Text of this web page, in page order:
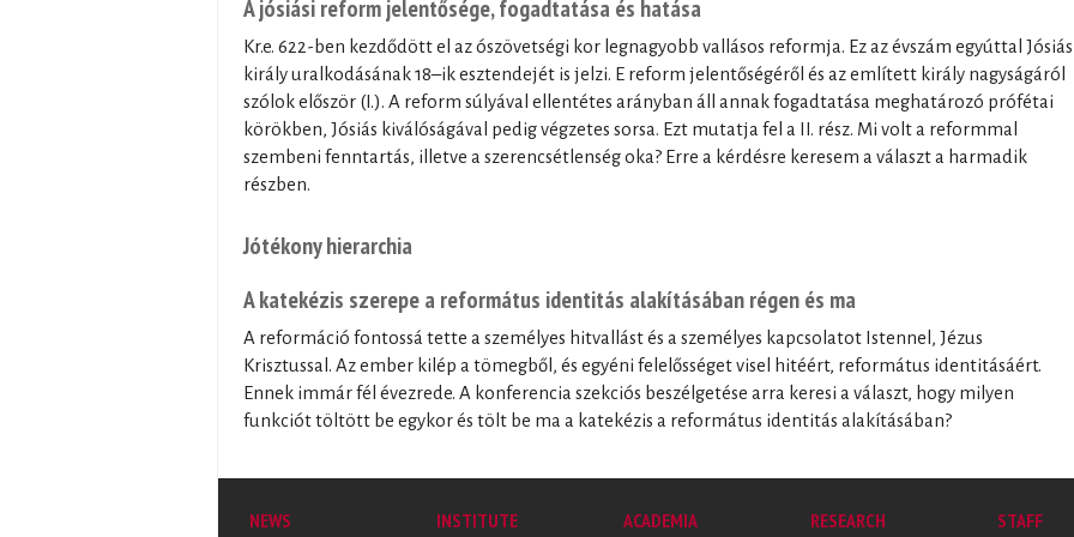
A jósiási reform jelentősége, fogadtatása és hatása
Kr.e. 622-ben kezdődött el az ószövetségi kor legnagyobb vallásos reformja. Ez az évszám egyúttal Jósiás
király uralkodásának 18–ik esztendejét is jelzi. E reform jelentőségéről és az említett király nagyságáról
szólok először (I.). A reform súlyával ellentétes arányban áll annak fogadtatása meghatározó prófétai
körökben, Jósiás kiválóságával pedig végzetes sorsa. Ezt mutatja fel a II. rész. Mi volt a reformmal
szembeni fenntartás, illetve a szerencsétlenség oka? Erre a kérdésre keresem a választ a harmadik
részben.
Jótékony hierarchia
A katekézis szerepe a református identitás alakításában régen és ma
A reformáció fontossá tette a személyes hitvallást és a személyes kapcsolatot Istennel, Jézus
Krisztussal. Az ember kilép a tömegből, és egyéni felelősséget visel hitéért, református identitásáért.
Ennek immár fél évezrede. A konferencia szekciós beszélgetése arra keresi a választ, hogy milyen
funkciót töltött be egykor és tölt be ma a katekézis a református identitás alakításában?
NEWS INSTITUTE ACADEMIA RESEARCH STAFF